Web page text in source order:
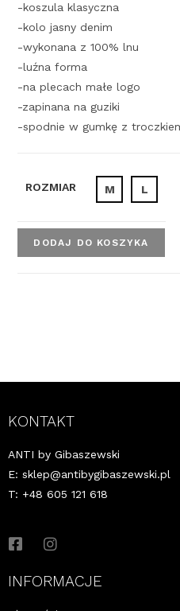
-koszula klasyczna
-kolo jasny denim
-wykonana z 100% lnu
-luźna forma
-na plecach małe logo
-zapinana na guziki
-spodnie w gumkę z
ROZMIAR M L
DODAJ DO KOSZYKA
KONTAKT
ANTI by Gibaszewski
E: sklep@antibygibaszewski.pl
T: +48 605 121 618
INFORMACJE